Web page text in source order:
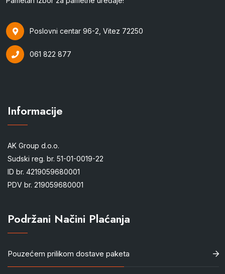
Poslovni centar 96-2, Vitez 72250
061 822 877
Informacije
AK Group d.o.o.
Sudski reg. br. 51-01-0019-22
ID br. 4219059680001
PDV br. 219059680001
Podržani Načini Plaćanja
Pouzećem prilikom dostave paketa